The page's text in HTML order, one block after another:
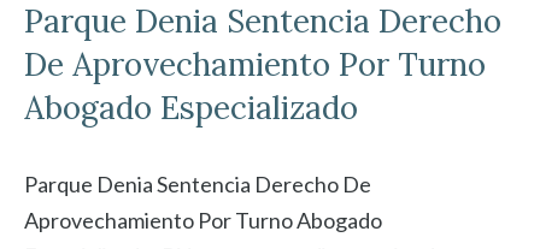
Parque Denia Sentencia Derecho
De Aprovechamiento Por Turno
Abogado Especializado
Parque Denia Sentencia Derecho De
Aprovechamiento Por Turno Abogado